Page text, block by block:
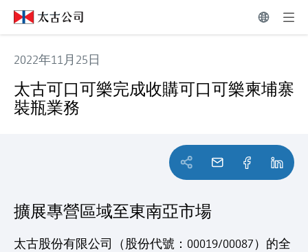
2022年11月25日
太古可口可樂完成收購可口可樂柬埔寨
裝瓶業務
擴展專營區域至東南亞市場
太古股份有限公司（股份代號：00019/00087）的全